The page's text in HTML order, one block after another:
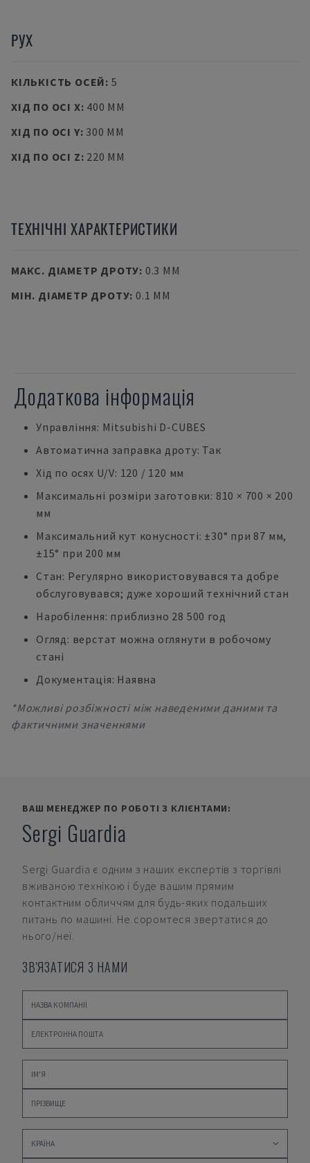
РУХ
КІЛЬКІСТЬ ОСЕЙ: 5
ХІД ПО ОСІ X: 400 MM
ХІД ПО ОСІ Y: 300 MM
ХІД ПО ОСІ Z: 220 MM
ТЕХНІЧНІ ХАРАКТЕРИСТИКИ
МАКС. ДІАМЕТР ДРОТУ: 0.3 MM
МІН. ДІАМЕТР ДРОТУ: 0.1 MM
Додаткова інформація
Управління: Mitsubishi D-CUBES
Автоматична заправка дроту: Так
Хід по осях U/V: 120 / 120 мм
Максимальні розміри заготовки: 810 × 700 × 200
мм
Максимальний кут конусності: ±30° при 87 мм,
±15° при 200 мм
Стан: Регулярно використовувався та добре
обслуговувався; дуже хороший технічний стан
Наробілення: приблизно 28 500 год
Огляд: верстат можна оглянути в робочому
стані
Документація: Наявна
*Можливі розбіжності між наведеними даними та
фактичними значеннями
ВАШ МЕНЕДЖЕР ПО РОБОТІ З КЛІЄНТАМИ:
Sergi Guardia
Sergi Guardia є одним з наших експертів з торгівлі
вживаною технікою і буде вашим прямим
контактним обличчям для будь-яких подальших
питань по машині. Не соромтеся звертатися до
нього/неї.
ЗВ'ЯЗАТИСЯ З НАМИ